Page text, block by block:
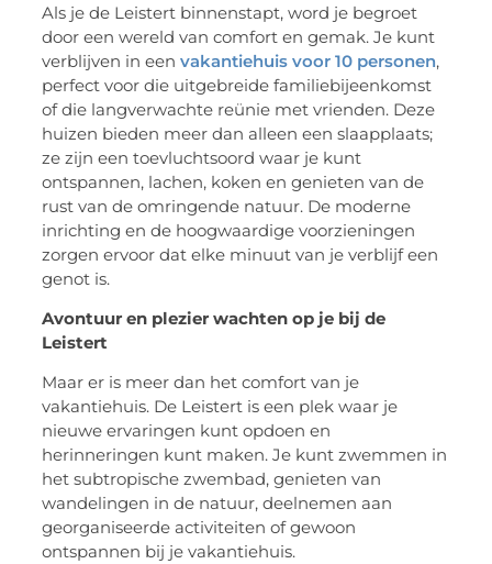
Als je de Leistert binnenstapt, word je begroet
door een wereld van comfort en gemak. Je kunt
verblijven in eenvakantiehuis voor 10 personen,
perfect voor die uitgebreide familiebijeenkomst
of die langverwachte reünie met vrienden. Deze
huizen bieden meer dan alleen een slaapplaats;
ze zijn een toevluchtsoord waar je kunt
ontspannen, lachen, koken en genieten van de
rust van de omringende natuur. De moderne
inrichting en de hoogwaardige voorzieningen
zorgen ervoor dat elke minuut van je verblijf een
genot is.
Avontuur en plezier wachten op je bij de
Leistert
Maar er is meer dan het comfort van je
vakantiehuis. De Leistert is een plek waar je
nieuwe ervaringen kunt opdoen en
herinneringen kunt maken. Je kunt zwemmen in
het subtropische zwembad, genieten van
wandelingen in de natuur, deelnemen aan
georganiseerde activiteiten of gewoon
ontspannen bij je vakantiehuis.